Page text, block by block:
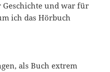
Geschichte und war für
ich das Hörbuch
als Buch extrem